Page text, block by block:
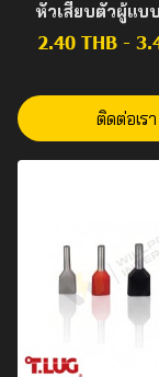
หัวเสียบตัวผู้แบ
2.40 THB -
ติดต่อเรา